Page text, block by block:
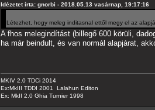
Idézetet írta: gnorbi - 2018.05.13 vasárnap, 19:17:16
Létezhet, hogy meleg inditasnal ettől megy el az
A fhos melegindítást (billegő 600 körüli,
ha már beindult, és van normál alapjárat,
MKIV 2.0 TDCi 2014
Ex:MkIII TDDI 2001 Lalahun Editon
Ex: MkII 2.0 Ghia Turnier 1998